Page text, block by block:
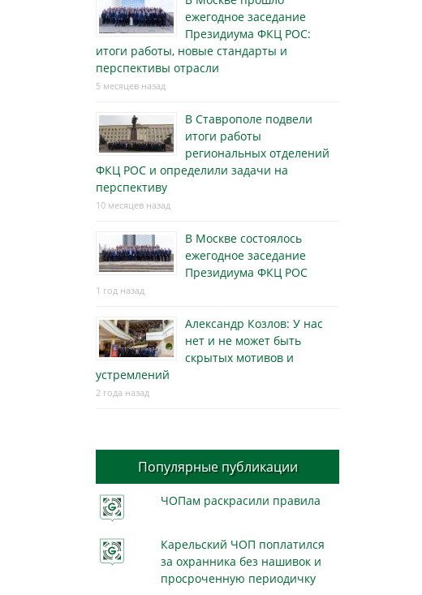
ежегодное заседание
Президиума ФКЦ РОС:
итоги работы, новые стандарты и
перспективы отрасли
5 месяцев назад
В Ставрополе подвели
итоги работы
региональных отделений
ФКЦ РОС и определили задачи на
перспективу
10 месяцев назад
В Москве состоялось
ежегодное заседание
Президиума ФКЦ РОС
1 год назад
Александр Козлов: У нас
нет и не может быть
скрытых мотивов и
устремлений
2 года назад
Популярные публикации
ЧОПам раскрасили правила
Карельский ЧОП поплатился
за охранника без нашивок и
просроченную периодичку